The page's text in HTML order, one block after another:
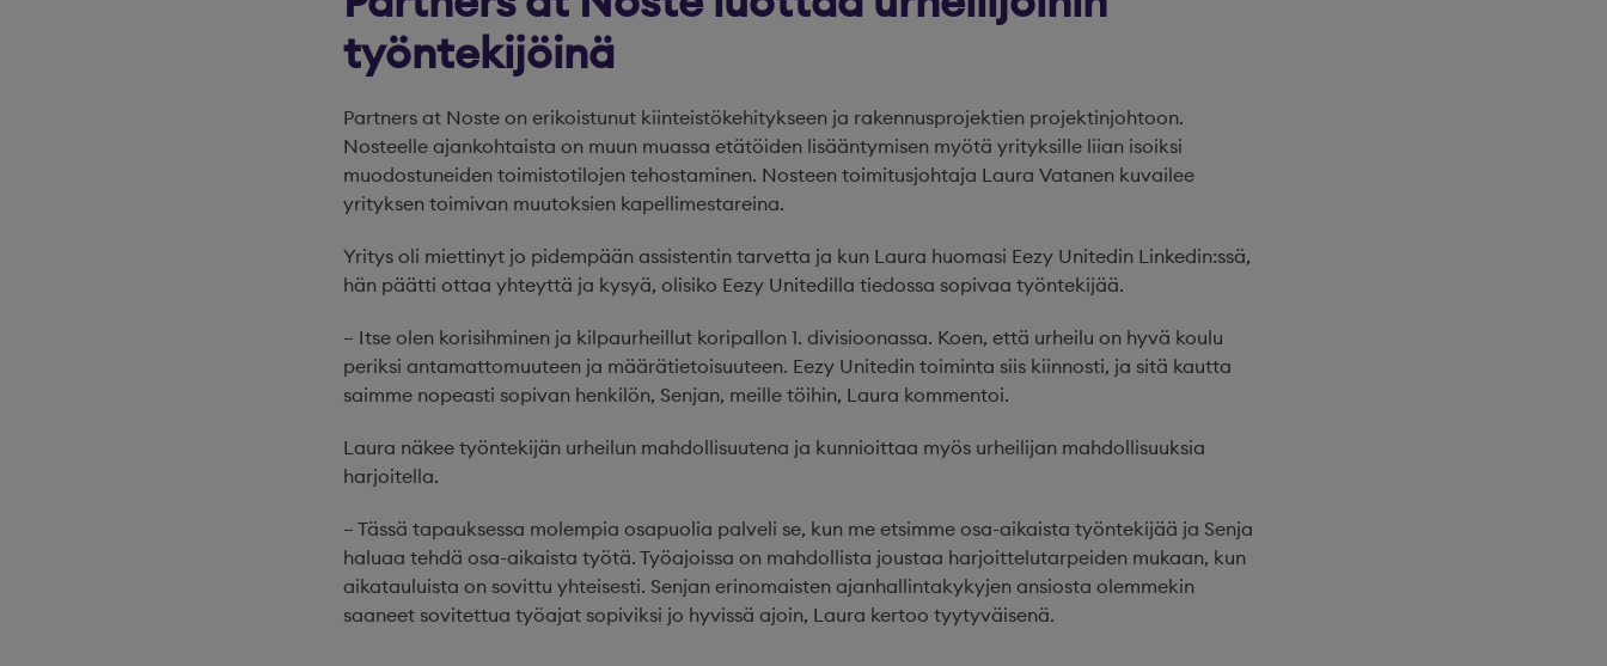
työntekijöinä
Partners at Noste on erikoistunut kiinteistökehitykseen ja rakennusprojektien projektinjohtoon.
Nosteelle ajankohtaista on muun muassa etätöiden lisääntymisen myötä yrityksille liian isoiksi
muodostuneiden toimistotilojen tehostaminen. Nosteen toimitusjohtaja Laura Vatanen kuvailee
yrityksen toimivan muutoksien kapellimestareina.
Yritys oli miettinyt jo pidempään assistentin tarvetta ja kun Laura huomasi Eezy Unitedin Linkedin:ssä,
hän päätti ottaa yhteyttä ja kysyä, olisiko Eezy Unitedilla tiedossa sopivaa työntekijää.
– Itse olen korisihminen ja kilpaurheillut koripallon 1. divisioonassa. Koen, että urheilu on hyvä koulu
periksi antamattomuuteen ja määrätietoisuuteen. Eezy Unitedin toiminta siis kiinnosti, ja sitä kautta
saimme nopeasti sopivan henkilön, Senjan, meille töihin, Laura kommentoi.
Laura näkee työntekijän urheilun mahdollisuutena ja kunnioittaa myös urheilijan mahdollisuuksia
harjoitella.
– Tässä tapauksessa molempia osapuolia palveli se, kun me etsimme osa-aikaista työntekijää ja Senja
haluaa tehdä osa-aikaista työtä. Työajoissa on mahdollista joustaa harjoittelutarpeiden mukaan, kun
aikatauluista on sovittu yhteisesti. Senjan erinomaisten ajanhallintakykyjen ansiosta olemmekin
saaneet sovitettua työajat sopiviksi jo hyvissä ajoin, Laura kertoo tyytyväisenä.